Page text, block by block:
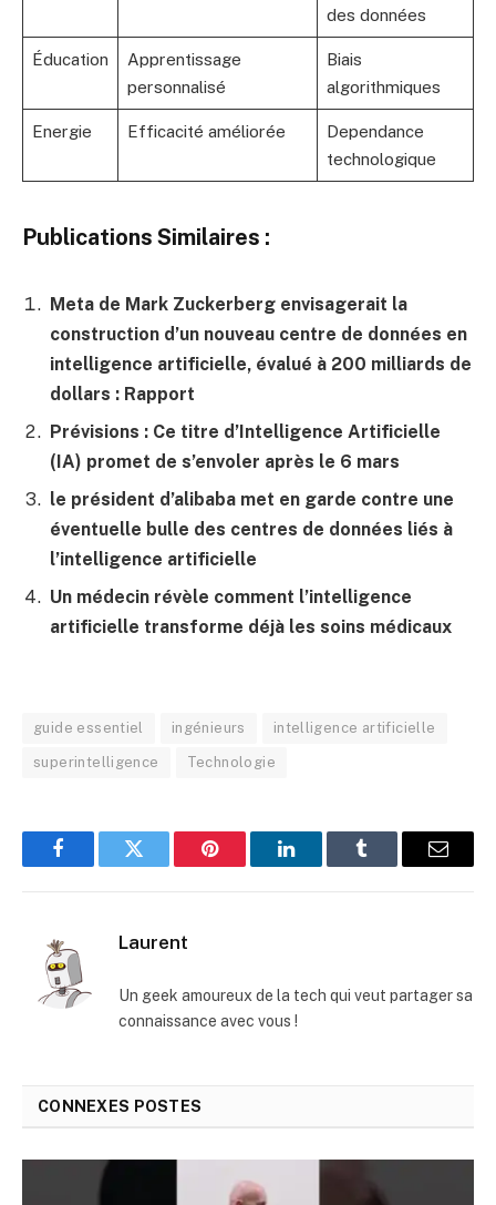
des données
Éducation
Apprentissage
personnalisé
Biais
algorithmiques
Energie Efficacité améliorée
Dependance
technologique
Publications Similaires :
Meta de Mark Zuckerberg envisagerait la
construction d’un nouveau centre de données en
intelligence artificielle, évalué à 200 milliards de
dollars : Rapport
Prévisions : Ce titre d’Intelligence Artificielle
(IA) promet de s’envoler après le 6 mars
le président d’alibaba met en garde contre une
éventuelle bulle des centres de données liés à
l’intelligence artificielle
Un médecin révèle comment l’intelligence
artificielle transforme déjà les soins médicaux
guide essentiel ingénieurs intelligence artificielle
superintelligence Technologie
FacebookTwitter Pinterest LinkedInTumblr
E-
Laurent
Un geek amoureux de la tech qui veut partager sa
connaissance avec vous !
CONNEXES POSTES